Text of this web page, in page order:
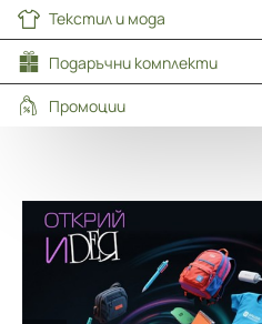
Текстил и мода
Подаръчни комплекти
Промоции